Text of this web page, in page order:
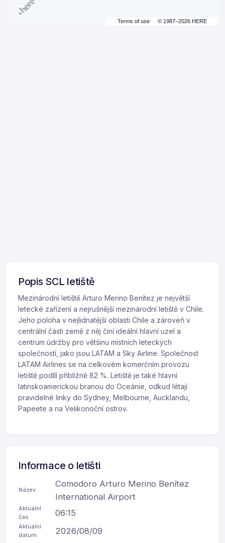
Terms of use © 1987–2026 HERE
Popis SCL letiště
Mezinárodní letiště Arturo Merino Benítez je největší
letecké zařízení a nejrušnější mezinárodní letiště v Chile.
Jeho poloha v nejlidnatější oblasti Chile a zároveň v
centrální části země z něj činí ideální hlavní uzel a
centrum údržby pro většinu místních leteckých
společností, jako jsou LATAM a Sky Airline. Společnost
LATAM Airlines se na celkovém komerčním provozu
letiště podílí přibližně 82 %. Letiště je také hlavní
latinskoamerickou branou do Oceánie, odkud létají
pravidelné linky do Sydney, Melbourne, Aucklandu,
Papeete a na Velikonoční ostrov.
Informace o letišti
Název
Comodoro Arturo Merino Benítez
International Airport
Aktuální
čas
06:15
Aktuální
datum
2026/08/09